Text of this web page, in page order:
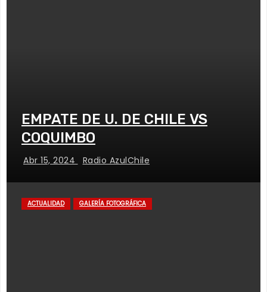
EMPATE DE U. DE CHILE VS
COQUIMBO
Abr 15, 2024 Radio AzulChile
ACTUALIDAD GALERÍA FOTOGRÁFICA